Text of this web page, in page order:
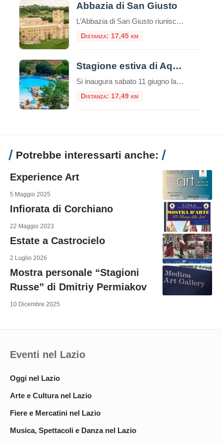
Abbazia di San Giusto
L’Abbazia di San Giusto riunisce molti secoli di storia in uno splendido luogo. Il monastero si affaccia sulla valle del fiume Marta, protetto da colline su entrambi i lati. Questa zona, a quattro chilometri da Tuscania, è stata anche in tempi
Distanza: 17,45 km
Stagione estiva di Aquafelix
Si inaugura sabato 11 giugno la nuova stagione di Aquafelix a Civitavecchia, il più grande Parco aquatico del Centro Italia, tra i 10 più belli nel Paese. Tante le attività in programma per una estate che si annuncia piena di eventi, con particolare attenzione alle famiglie e al divertimento dei bambini. Tra gli appuntamenti in […]
Distanza: 17,49 km
Potrebbe interessarti anche:
Experience Art
5 Maggio 2025
Infiorata di Corchiano
22 Maggio 2023
Estate a Castrocielo
2 Luglio 2026
Mostra personale “Stagioni
Russe” di Dmitriy Permiakov
10 Dicembre 2025
Eventi nel Lazio
Oggi nel Lazio
Arte e Cultura nel Lazio
Fiere e Mercatini nel Lazio
Musica, Spettacoli e Danza nel Lazio